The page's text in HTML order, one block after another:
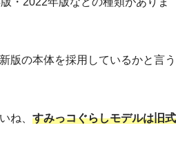
版の本体を採用しているかと言う
ね、 すみっコぐらしモデルは旧式